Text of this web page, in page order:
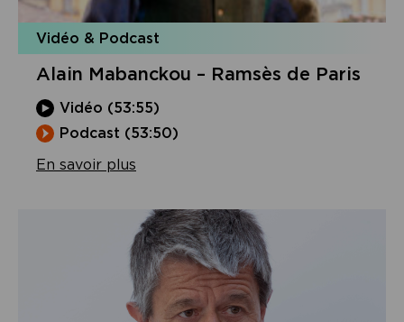
Vidéo & Podcast
Alain Mabanckou – Ramsès de Paris
Vidéo (53:55)
Podcast (53:50)
En savoir plus